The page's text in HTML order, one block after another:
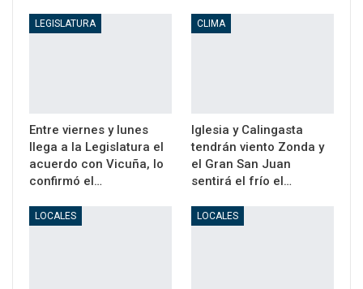
LEGISLATURA
Entre viernes y lunes
llega a la Legislatura el
acuerdo con Vicuña, lo
confirmó el…
CLIMA
Iglesia y Calingasta
tendrán viento Zonda y
el Gran San Juan
sentirá el frío el…
LOCALES LOCALES